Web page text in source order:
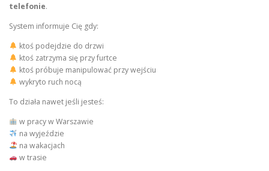
telefonie.
System informuje Cię gdy:
ktoś podejdzie do drzwi
ktoś zatrzyma się przy furtce
ktoś próbuje manipulować przy wejściu
wykryto ruch nocą
To działa nawet jeśli jesteś:
w pracy w Warszawie
na wyjeździe
na wakacjach
w trasie